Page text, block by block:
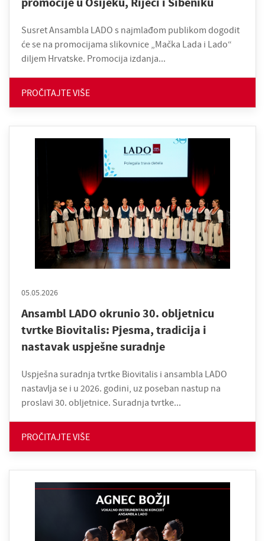
Susret Ansambla LADO s najmlađom publikom dogodit
će se na promocijama slikovnice „Mačka Lada i Lado“
diljem Hrvatske. Promocija izdanja...
PROČITAJTE VIŠE
05.05.2026
Ansambl LADO okrunio 30. obljetnicu
tvrtke Biovitalis: Pjesma, tradicija i
nastavak uspješne suradnje
Uspješna suradnja tvrtke Biovitalis i ansambla LADO
nastavlja se i u 2026. godini, uz poseban nastup na
proslavi 30. obljetnice. Suradnja tvrtke...
PROČITAJTE VIŠE